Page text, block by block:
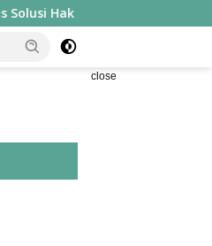
Kaki di Kota Besar, Sabet
close